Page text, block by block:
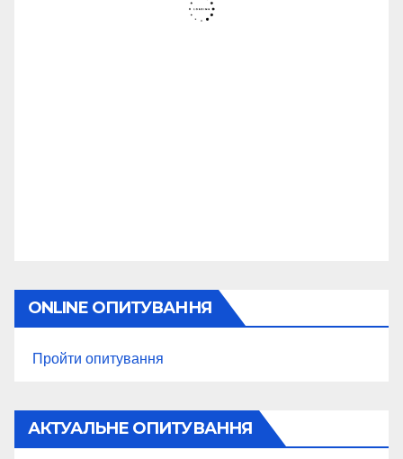
ONLINE ОПИТУВАННЯ
Пройти опитування
АКТУАЛЬНЕ ОПИТУВАННЯ